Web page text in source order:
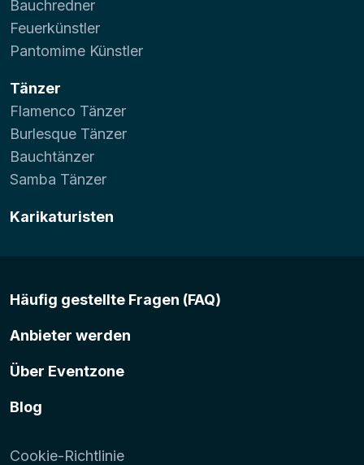
Bauchredner
Feuerkünstler
Pantomime Künstler
Tänzer
Flamenco Tänzer
Burlesque Tänzer
Bauchtänzer
Samba Tänzer
Karikaturisten
Häufig gestellte Fragen (FAQ)
Anbieter werden
Über Eventzone
Blog
Cookie-Richtlinie